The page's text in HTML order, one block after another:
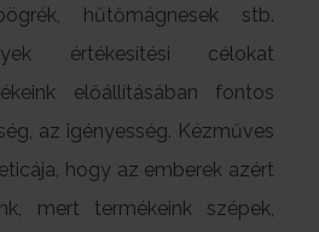
hűtőmágnesek stb.
értékesítési célokat
előállításában fontos
az igényesség. Kézműves
hogy az emberek azért
mert termékeink szépek,